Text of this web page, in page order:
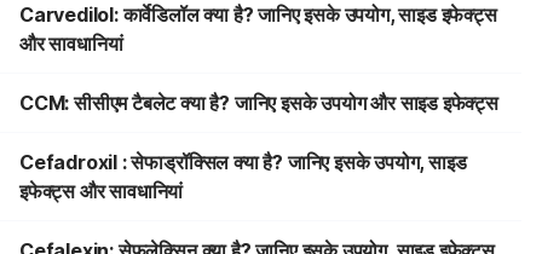
Carvedilol: कार्वेडिलॉल क्या है? जानिए इसके उपयोग, साइड इफेक्ट्स
और सावधानियां
CCM: सीसीएम टैबलेट क्या है? जानिए इसके उपयोग और साइड इफेक्ट्स
Cefadroxil : सेफाड्रॉक्सिल क्या है? जानिए इसके उपयोग, साइड
इफेक्ट्स और सावधानियां